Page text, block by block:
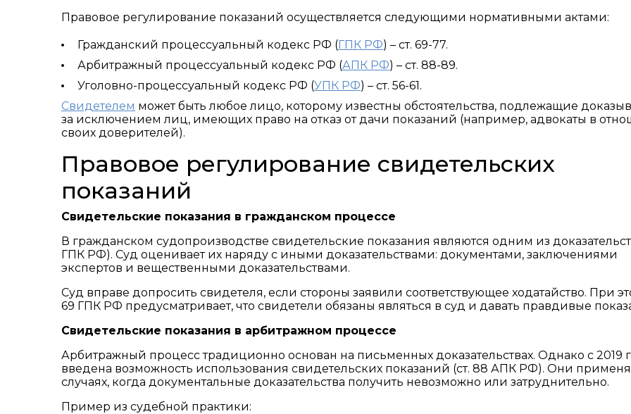
Правовое регулирование показаний осуществляется следующими нормативными актами:
Гражданский процессуальный кодекс РФ (ГПК РФ) – ст. 69-77.
Арбитражный процессуальный кодекс РФ (АПК РФ) – ст. 88-89.
Уголовно-процессуальный кодекс РФ (УПК РФ) – ст. 56-61.
Свидетелем может быть любое лицо, которому известны обстоятельства, подлежащие
за исключением лиц, имеющих право на отказ от дачи показаний (например, адвокаты в
своих доверителей).
Правовое регулирование свидетельских
показаний
Свидетельские показания в гражданском процессе
В гражданском судопроизводстве свидетельские показания являются одним из
ГПК РФ). Суд оценивает их наряду с иными доказательствами: документами, заключениями
экспертов и вещественными доказательствами.
Суд вправе допросить свидетеля, если стороны заявили соответствующее ходатайство. При
69 ГПК РФ предусматривает, что свидетели обязаны являться в суд и давать правдивые
Свидетельские показания в арбитражном процессе
Арбитражный процесс традиционно основан на письменных доказательствах. Однако с 2019
введена возможность использования свидетельских показаний (ст. 88 АПК РФ). Они
случаях, когда документальные доказательства получить невозможно или затруднительно.
Пример из судебной практики: